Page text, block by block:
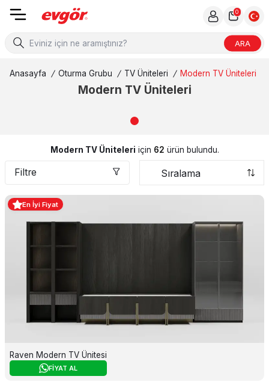
ARA
0
Anasayfa / Oturma Grubu / TV Üniteleri / Modern TV Üniteleri
Modern TV Üniteleri
Filtre
Modern TV Üniteleri için 62 ürün bulundu.
En İyi Fiyat
Raven Modern TV Ünitesi
FİYAT AL